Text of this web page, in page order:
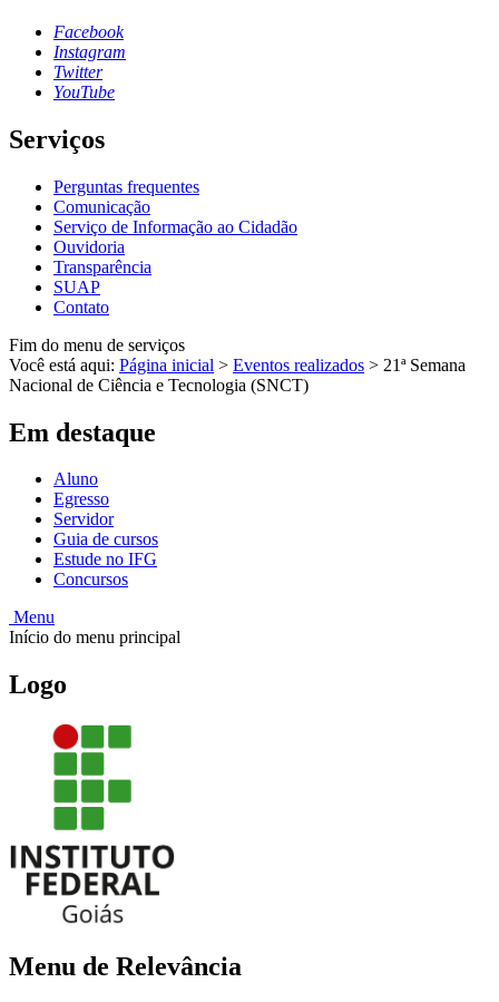
Facebook
Instagram
Twitter
YouTube
Serviços
Perguntas frequentes
Comunicação
Serviço de Informação ao Cidadão
Ouvidoria
Transparência
SUAP
Contato
Fim do menu de serviços
Você está aqui: Página inicial > Eventos realizados > 21ª Semana
Nacional de Ciência e Tecnologia (SNCT)
Em destaque
Aluno
Egresso
Servidor
Guia de cursos
Estude no IFG
Concursos
Menu
Início do menu principal
Logo
Menu de Relevância